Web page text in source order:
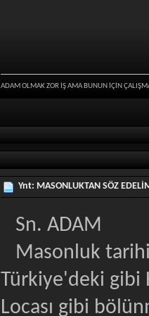
ADAM OLMAK ZOR İŞ AMA BUNUN İÇİN
Ynt: MASONLUKTAN SÖZ
Sn. ADAM
Masonluk
Türkiye'deki gibi
Locası gibi